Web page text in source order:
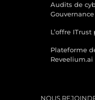
Audits de
Gouvernance
L’offre
Plateforme
Reveelium.ai
NOUS